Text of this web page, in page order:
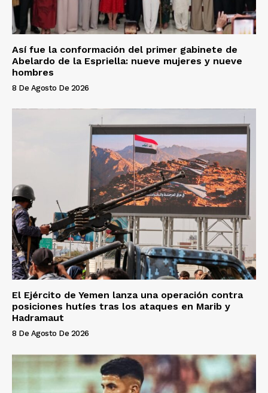
Así fue la conformación del primer gabinete de
Abelardo de la Espriella: nueve mujeres y nueve
hombres
8 De Agosto De 2026
El Ejército de Yemen lanza una operación contra
posiciones hutíes tras los ataques en Marib y
Hadramaut
8 De Agosto De 2026